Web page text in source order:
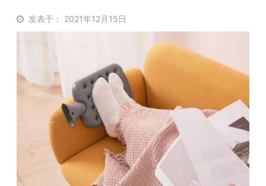
发表于： 2021年12月15日